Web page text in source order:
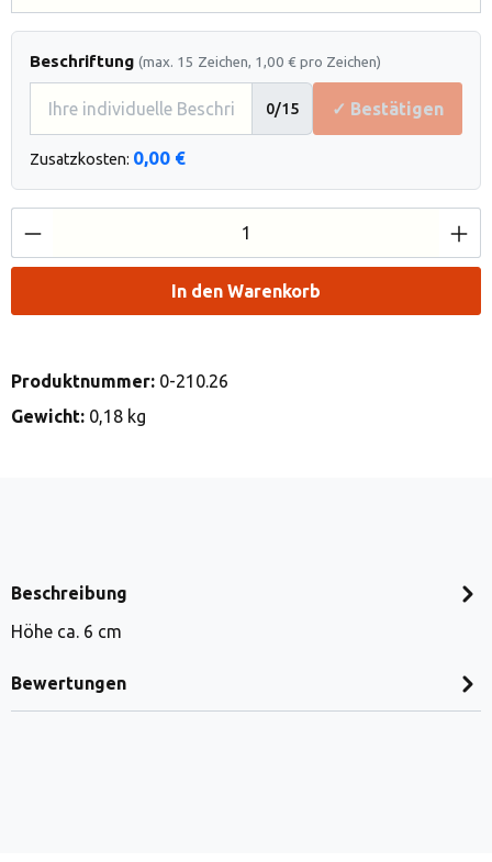
Beschriftung (max. 15 Zeichen, 1,00 € pro Zeichen)
0/15 ✓ Bestätigen
Zusatzkosten: 0,00 €
Produkt Anzahl: Gib den gewünschten
In den Warenkorb
Produktnummer: 0-210.26
Gewicht: 0,18 kg
Beschreibung
Höhe ca. 6 cm
Bewertungen